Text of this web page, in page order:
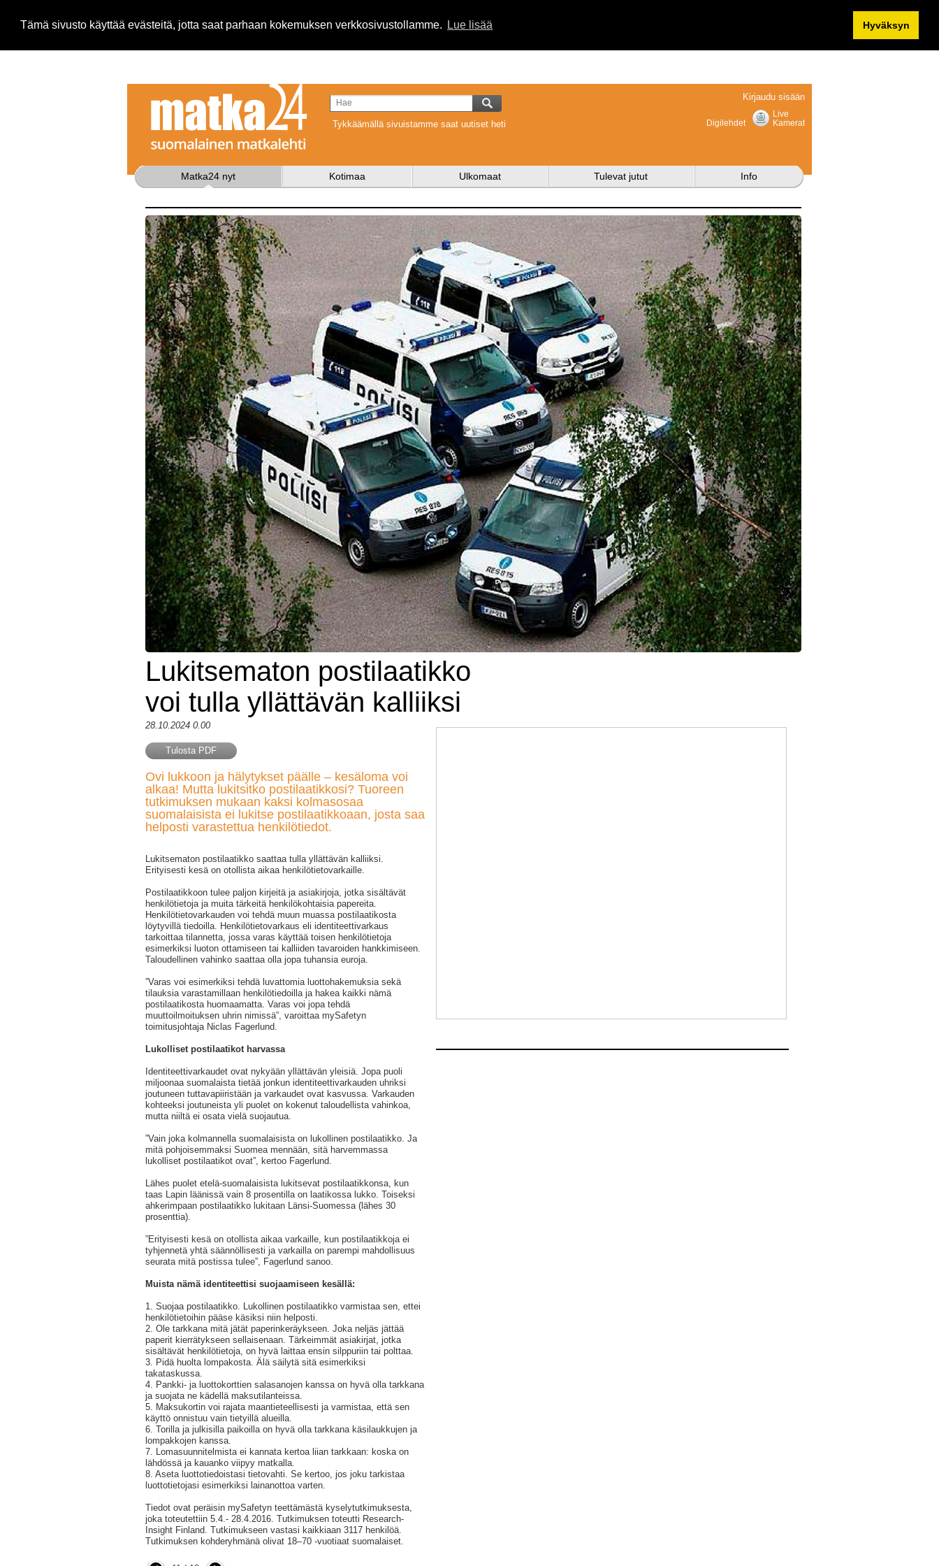
Tämä sivusto käyttää evästeitä, jotta saat parhaan kokemuksen verkkosivustollamme. Lue lisää Hyväksyn
Tykkäämällä sivuistamme saat uutiset heti
Kirjaudu sisään
Live
Kamerat
Digilehdet
Matka24 nyt Kotimaa Ulkomaat Tulevat jutut Info
Lukitsematon postilaatikko
voi tulla yllättävän kalliiksi
28.10.2024 0.00
Tulosta PDF
Ovi lukkoon ja hälytykset päälle – kesäloma voi
alkaa! Mutta lukitsitko postilaatikkosi? Tuoreen
tutkimuksen mukaan kaksi kolmasosaa
suomalaisista ei lukitse postilaatikkoaan, josta saa
helposti varastettua henkilötiedot.
Lukitsematon postilaatikko saattaa tulla yllättävän kalliiksi.
Erityisesti kesä on otollista aikaa henkilötietovarkaille.
Postilaatikkoon tulee paljon kirjeitä ja asiakirjoja, jotka sisältävät
henkilötietoja ja muita tärkeitä henkilökohtaisia papereita.
Henkilötietovarkauden voi tehdä muun muassa postilaatikosta
löytyvillä tiedoilla. Henkilötietovarkaus eli identiteettivarkaus
tarkoittaa tilannetta, jossa varas käyttää toisen henkilötietoja
esimerkiksi luoton ottamiseen tai kalliiden tavaroiden hankkimiseen.
Taloudellinen vahinko saattaa olla jopa tuhansia euroja.
”Varas voi esimerkiksi tehdä luvattomia luottohakemuksia sekä
tilauksia varastamillaan henkilötiedoilla ja hakea kaikki nämä
postilaatikosta huomaamatta. Varas voi jopa tehdä
muuttoilmoituksen uhrin nimissä”, varoittaa mySafetyn
toimitusjohtaja Niclas Fagerlund.
Lukolliset postilaatikot harvassa
Identiteettivarkaudet ovat nykyään yllättävän yleisiä. Jopa puoli
miljoonaa suomalaista tietää jonkun identiteettivarkauden uhriksi
joutuneen tuttavapiiristään ja varkaudet ovat kasvussa. Varkauden
kohteeksi joutuneista yli puolet on kokenut taloudellista vahinkoa,
mutta niiltä ei osata vielä suojautua.
”Vain joka kolmannella suomalaisista on lukollinen postilaatikko. Ja
mitä pohjoisemmaksi Suomea mennään, sitä harvemmassa
lukolliset postilaatikot ovat”, kertoo Fagerlund.
Lähes puolet etelä-suomalaisista lukitsevat postilaatikkonsa, kun
taas Lapin läänissä vain 8 prosentilla on laatikossa lukko. Toiseksi
ahkerimpaan postilaatikko lukitaan Länsi-Suomessa (lähes 30
prosenttia).
”Erityisesti kesä on otollista aikaa varkaille, kun postilaatikkoja ei
tyhjennetä yhtä säännöllisesti ja varkailla on parempi mahdollisuus
seurata mitä postissa tulee”, Fagerlund sanoo.
Muista nämä identiteettisi suojaamiseen kesällä:
1. Suojaa postilaatikko. Lukollinen postilaatikko varmistaa sen, ettei
henkilötietoihin pääse käsiksi niin helposti.
2. Ole tarkkana mitä jätät paperinkeräykseen. Joka neljäs jättää
paperit kierrätykseen sellaisenaan. Tärkeimmät asiakirjat, jotka
sisältävät henkilötietoja, on hyvä laittaa ensin silppuriin tai polttaa.
3. Pidä huolta lompakosta. Älä säilytä sitä esimerkiksi
takataskussa.
4. Pankki- ja luottokorttien salasanojen kanssa on hyvä olla tarkkana
ja suojata ne kädellä maksutilanteissa.
5. Maksukortin voi rajata maantieteellisesti ja varmistaa, että sen
käyttö onnistuu vain tietyillä alueilla.
6. Torilla ja julkisilla paikoilla on hyvä olla tarkkana käsilaukkujen ja
lompakkojen kanssa.
7. Lomasuunnitelmista ei kannata kertoa liian tarkkaan: koska on
lähdössä ja kauanko viipyy matkalla.
8. Aseta luottotiedoistasi tietovahti. Se kertoo, jos joku tarkistaa
luottotietojasi esimerkiksi lainanottoa varten.
Tiedot ovat peräisin mySafetyn teettämästä kyselytutkimuksesta,
joka toteutettiin 5.4.- 28.4.2016. Tutkimuksen toteutti Research-
Insight Finland. Tutkimukseen vastasi kaikkiaan 3117 henkilöä.
Tutkimuksen kohderyhmänä olivat 18–70 -vuotiaat suomalaiset.